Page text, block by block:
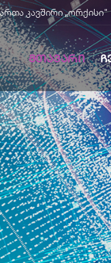
კავშირი „ორქისი"
ᲛᲗᲐᲕᲐᲠᲘ